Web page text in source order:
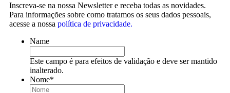
Inscreva-se na nossa Newsletter e receba todas as novidades.
Para informações sobre como tratamos os seus dados pessoais,
acesse a nossa política de privacidade.
Name
Este campo é para efeitos de validação e deve ser mantido
inalterado.
Nome*